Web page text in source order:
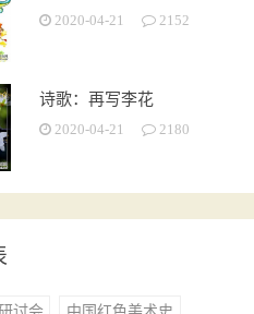
2020-04-21 2152
诗歌：再写李花
2020-04-21 2180